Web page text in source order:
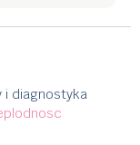
i diagnostyka